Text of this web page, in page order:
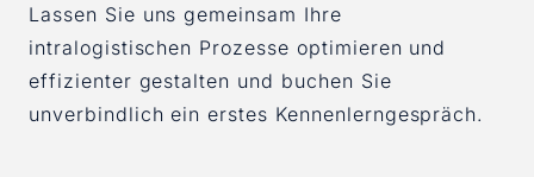
Lassen Sie uns gemeinsam Ihre
intralogistischen Prozesse optimieren und
effizienter gestalten und buchen Sie
unverbindlich ein erstes Kennenlerngespräch.